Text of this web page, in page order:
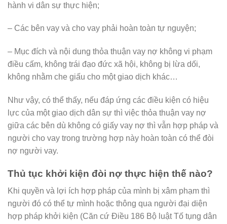
hành vi dân sự thực hiện;
– Các bên vay và cho vay phải hoàn toàn tự nguyện;
– Mục đích và nội dung thỏa thuận vay nợ không vi phạm
điều cấm, không trái đạo đức xã hội, không bị lừa dối,
không nhằm che giấu cho một giao dịch khác…
Như vậy, có thể thấy, nếu đáp ứng các điều kiện có hiệu
lực của một giao dịch dân sự thì việc thỏa thuận vay nợ
giữa các bên dù không có giấy vay nợ thì vẫn hợp pháp và
người cho vay trong trường hợp này hoàn toàn có thể đòi
nợ người vay.
Thủ tục khởi kiện đòi nợ thực hiện thế nào?
Khi quyền và lợi ích hợp pháp của mình bị xâm phạm thì
người đó có thể tự mình hoặc thông qua người đại diện
hợp pháp khởi kiện (Căn cứ Điều 186 Bộ luật Tố tụng dân